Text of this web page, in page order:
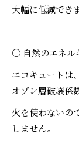
大幅に低減でき
〇 自然のエネ
エコキュートは
オゾン層破壊係
火を使わないの
しません。